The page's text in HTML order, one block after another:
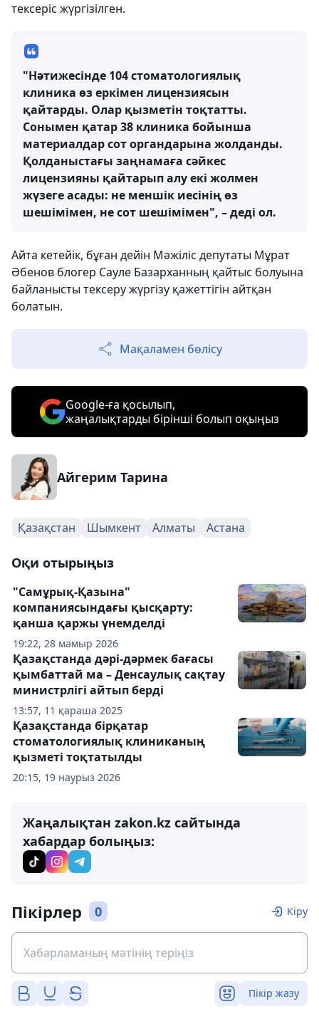
тексеріс жүргізілген.
"Нәтижесінде 104 стоматологиялық
клиника өз еркімен лицензиясын
қайтарды. Олар қызметін тоқтатты.
Сонымен қатар 38 клиника бойынша
материалдар сот органдарына жолданды.
Қолданыстағы заңнамаға сәйкес
лицензияны қайтарып алу екі жолмен
жүзеге асады: не меншік иесінің өз
шешімімен, не сот шешімімен", – деді ол.
Айта кетейік, бұған дейін Мәжіліс депутаты Мұрат
Әбенов блогер Сауле Базарханның қайтыс болуына
байланысты тексеру жүргізу қажеттігін айтқан
болатын.
Мақаламен бөлісу
Google-ға қосылып,
жаңалықтарды бірінші болып оқыңыз
Айгерим Тарина
Қазақстан Шымкент Алматы Астана
Оқи отырыңыз
19:22, 28 мамыр 2026
"Самұрық-Қазына"
компаниясындағы қысқарту:
қанша қаржы үнемделді
13:57, 11 қараша 2025
Қазақстанда дәрі-дәрмек бағасы
қымбаттай ма – Денсаулық сақтау
министрлігі айтып берді
20:15, 19 наурыз 2026
Қазақстанда бірқатар
стоматологиялық клиниканың
қызметі тоқтатылды
Жаңалықтан zakon.kz сайтында
хабардар болыңыз:
Пікірлер 0 Кіру
Пікір жазу